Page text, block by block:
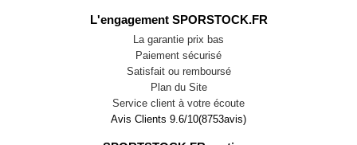
L'engagement SPORSTOCK.FR
La garantie prix bas
Paiement sécurisé
Satisfait ou remboursé
Plan du Site
Service client à votre écoute
Avis Clients 9.6/10(8753avis)